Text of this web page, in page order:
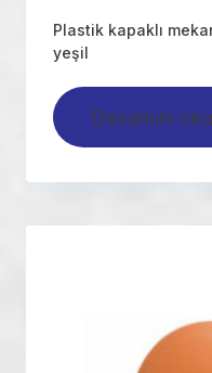
Plastik kapaklı
yeşil
Devamını oku